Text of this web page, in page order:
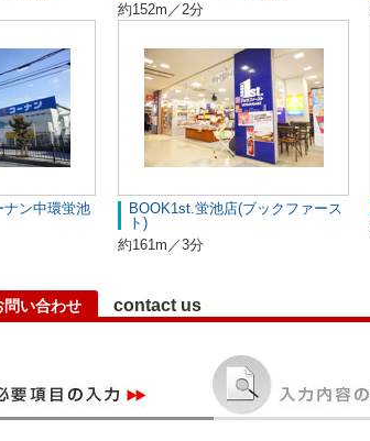
約152m／2分
ナン中環蛍池
BOOK1st.蛍池店(ブックファース
ト)
約161m／3分
問い合わせ contact us